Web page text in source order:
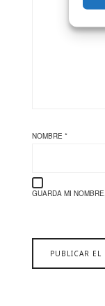
NOMBRE *
GUARDA MI